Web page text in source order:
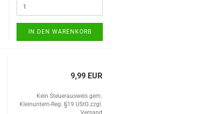
IN DEN WARENKORB
9,99 EUR
Kein Steuerausweis gem.
Kleinuntern-Reg. §19 UStG zzgl.
Versand